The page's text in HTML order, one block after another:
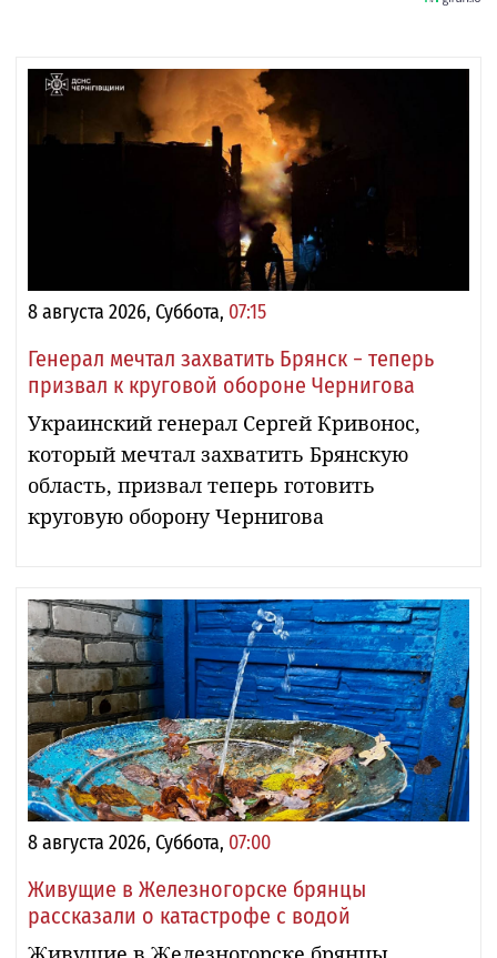
8 августа 2026, Суббота, 07:15
Генерал мечтал захватить Брянск − теперь
призвал к круговой обороне Чернигова
Украинский генерал Сергей Кривонос,
который мечтал захватить Брянскую
область, призвал теперь готовить
круговую оборону Чернигова
8 августа 2026, Суббота, 07:00
Живущие в Железногорске брянцы
рассказали о катастрофе с водой